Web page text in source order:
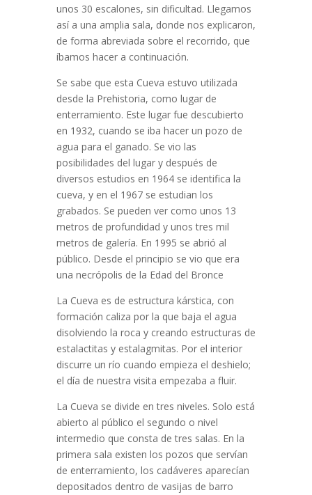
unos 30 escalones, sin dificultad. Llegamos
así a una amplia sala, donde nos explicaron,
de forma abreviada sobre el recorrido, que
íbamos hacer a continuación.
Se sabe que esta Cueva estuvo utilizada
desde la Prehistoria, como lugar de
enterramiento. Este lugar fue descubierto
en 1932, cuando se iba hacer un pozo de
agua para el ganado. Se vio las
posibilidades del lugar y después de
diversos estudios en 1964 se identifica la
cueva, y en el 1967 se estudian los
grabados. Se pueden ver como unos 13
metros de profundidad y unos tres mil
metros de galería. En 1995 se abrió al
público. Desde el principio se vio que era
una necrópolis de la Edad del Bronce
La Cueva es de estructura kárstica, con
formación caliza por la que baja el agua
disolviendo la roca y creando estructuras de
estalactitas y estalagmitas. Por el interior
discurre un río cuando empieza el deshielo;
el día de nuestra visita empezaba a fluir.
La Cueva se divide en tres niveles. Solo está
abierto al público el segundo o nivel
intermedio que consta de tres salas. En la
primera sala existen los pozos que servían
de enterramiento, los cadáveres aparecían
depositados dentro de vasijas de barro